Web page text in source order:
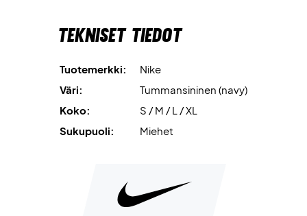
Nike nro: CV7873-451.
Tekniset tiedot
Tuotemerkki:
Nike
Väri:
Tummansininen (navy)
Koko:
S / M / L / XL
Sukupuoli:
Miehet